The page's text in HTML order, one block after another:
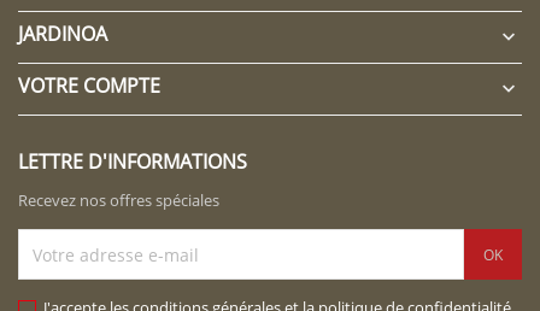
JARDINOA 
VOTRE COMPTE 
LETTRE D'INFORMATIONS
Recevez nos offres spéciales